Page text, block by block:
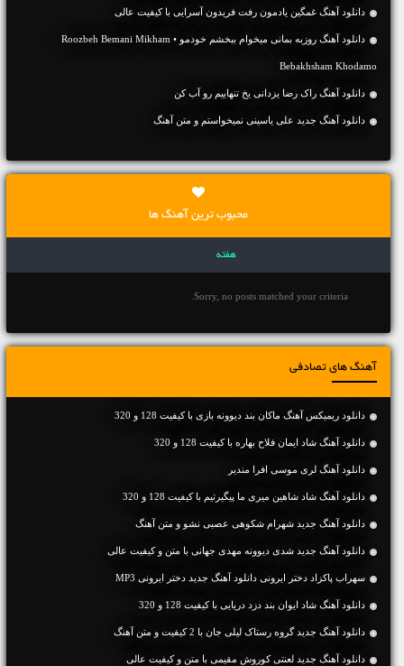
دانلود آهنگ غمگین یادمون رفت فریدون آسرایی با کیفیت عالی
دانلود آهنگ روزبه بمانی میخوام ببخشم خودمو • Roozbeh Bemani Mikham
Bebakhsham Khodamo
دانلود آهنگ راک رضا یزدانی یخ تنهاییم رو آب کن
دانلود آهنگ جديد علی یاسینی نمیخواستم و متن آهنگ
محبوب ترین آهنگ ها
هفته
Sorry, no posts matched your criteria.
آهنگ های تصادفی
دانلود ریمیکس آهنگ ماکان بند دیوونه بازی با کیفیت 128 و 320
دانلود آهنگ شاد ایمان فلاح بهاره با کیفیت 128 و 320
دانلود آهنگ لری موسی افرا مندیر
دانلود آهنگ شاد شاهین میری ما پیگیرتیم با کیفیت 128 و 320
دانلود آهنگ جديد شهرام شکوهی عصبی نشو و متن آهنگ
دانلود آهنگ جديد شدی دیوونه مهدی جهانی با متن و کیفیت عالی
سهراب پاکزاد دختر ایرونی دانلود آهنگ جدید دختر ایرونی MP3
دانلود آهنگ شاد ایوان بند دزد دریایی با کیفیت 128 و 320
دانلود آهنگ جديد گروه رستاک لیلی جان با 2 کیفیت و متن آهنگ
دانلود آهنگ جديد لعنتی کوروش مقیمی با متن و کیفیت عالی